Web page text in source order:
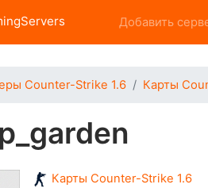
Добавить
Counter-Strike 1.6 Карты
Карты Counter-Strike 1.6